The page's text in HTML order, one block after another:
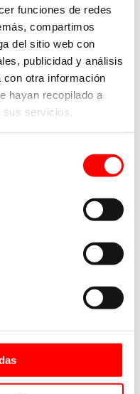
funciones de redes
compartimos
del sitio web con
publicidad y análisis
con otra información
hayan recopilado a
sus servicios.
WhatsAppPinterestCorreo
y mantenimiento